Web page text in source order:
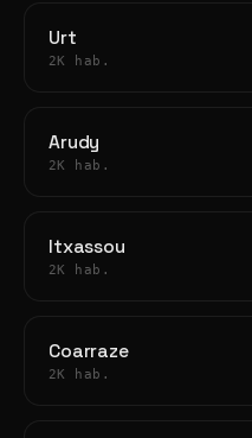
Urt
2K hab.
Arudy
2K hab.
Itxassou
2K hab.
Coarraze
2K hab.